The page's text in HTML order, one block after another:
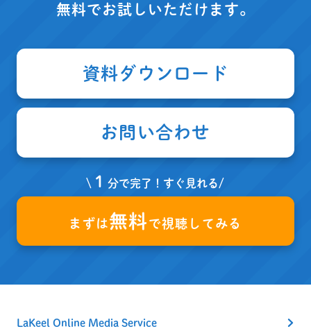
無料でお試しいただけます。
資料ダウンロード
お問い合わせ
\ １分で完了！すぐ見れる/
まずは無料 で視聴してみる
LaKeel Online Media Service